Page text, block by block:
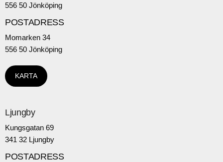
556 50 Jönköping
POSTADRESS
Momarken 34
556 50 Jönköping
KARTA
Ljungby
Kungsgatan 69
341 32 Ljungby
POSTADRESS